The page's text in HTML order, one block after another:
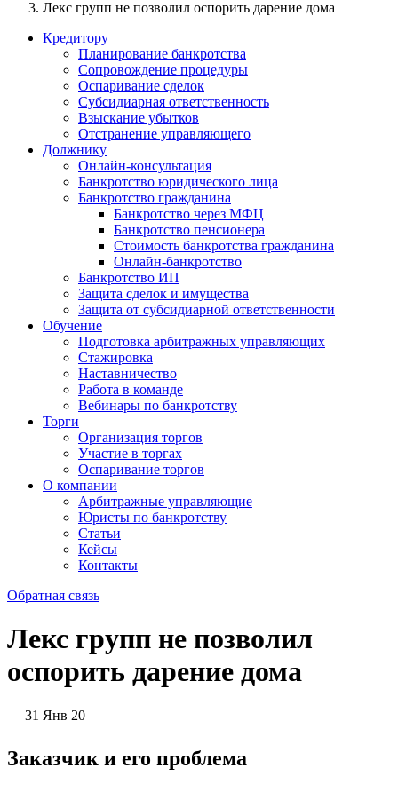
Лекс групп не позволил оспорить дарение дома
Кредитору
Планирование банкротства
Сопровождение процедуры
Оспаривание сделок
Субсидиарная ответственность
Взыскание убытков
Отстранение управляющего
Должнику
Онлайн-консультация
Банкротство юридического лица
Банкротство гражданина
Банкротство через МФЦ
Банкротство пенсионера
Стоимость банкротства гражданина
Онлайн-банкротство
Банкротство ИП
Защита сделок и имущества
Защита от субсидиарной ответственности
Обучение
Подготовка арбитражных управляющих
Стажировка
Наставничество
Работа в команде
Вебинары по банкротству
Торги
Организация торгов
Участие в торгах
Оспаривание торгов
О компании
Арбитражные управляющие
Юристы по банкротству
Статьи
Кейсы
Контакты
Обратная связь
Лекс групп не позволил
оспорить дарение дома
— 31 Янв 20
Заказчик и его проблема